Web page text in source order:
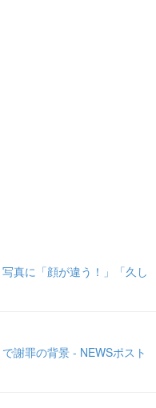
真に「顔が違う！」「久し
謝罪の背景 - NEWSポスト